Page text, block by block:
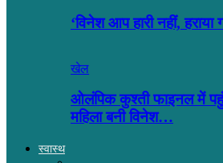
‘विनेश आप हारी नहीं, हराया
खेल
ओलंपिक कुश्ती फाइनल में
महिला बनी विनेश…
स्वास्थ